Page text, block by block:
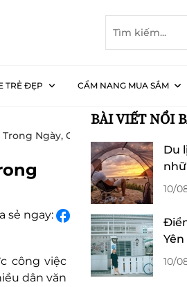
TRẺ ĐẸP CẨM NANG MUA SẮM
Ngày, Giải Tỏa Stress
sẻ ngay:
công việc
dân văn
BÀI VIẾT NỔI
Du
10/
10/